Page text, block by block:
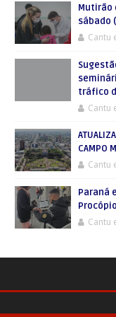
Mutirão
sábado
Cantu
tráfico
Cantu
CAMPO
Cantu
Paraná
Cantu